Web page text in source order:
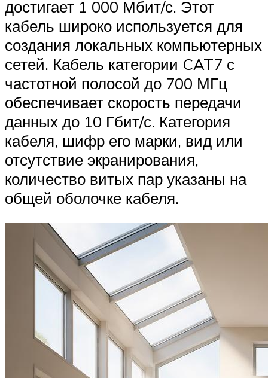
достигает 1 000 Мбит/с. Этот
кабель широко используется для
создания локальных компьютерных
сетей. Кабель категории CAT7 с
частотной полосой до 700 МГц
обеспечивает скорость передачи
данных до 10 Гбит/с. Категория
кабеля, шифр его марки, вид или
отсутствие экранирования,
количество витых пар указаны на
общей оболочке кабеля.